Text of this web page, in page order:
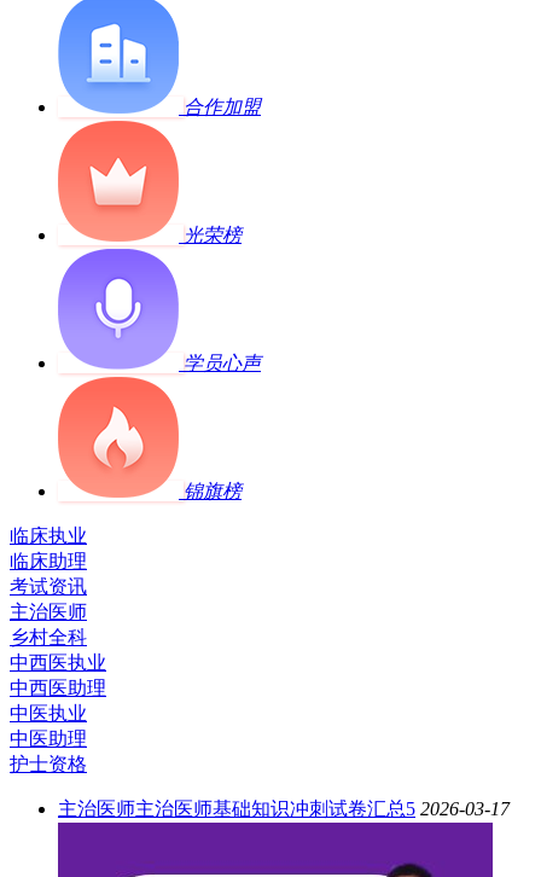
合作加盟
光荣榜
学员心声
锦旗榜
临床执业
临床助理
考试资讯
主治医师
乡村全科
中西医执业
中西医助理
中医执业
中医助理
护士资格
主治医师主治医师基础知识冲刺试卷汇总5 2026-03-17